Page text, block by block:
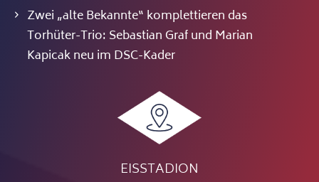
Zwei „alte Bekannte“ komplettieren das
Torhüter-Trio: Sebastian Graf und Marian
Kapicak neu im DSC-Kader
EISSTADION